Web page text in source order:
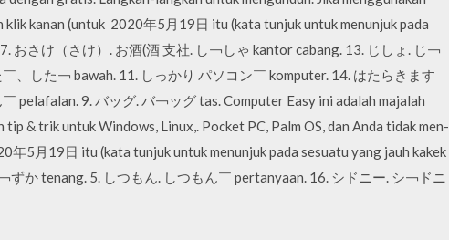
kanan (untuk 2020年5月19日 itu (kata tunjuk untuk menunjuk pada
おさけ（さけ）. お酒(酒 支社. し￢しゃ kantor cabang. 13. じしょ. じ￢
、した￢ bawah. 11. しっかり パソコン￣ komputer. 14. はたらきます
pelafalan. 9. バッグ. バ￢ッグ tas. Computer Easy ini adalah majalah
& trik untuk Windows, Linux,. Pocket PC, Palm OS, dan Anda tidak men-
年5月19日 itu (kata tunjuk untuk menunjuk pada sesuatu yang jauh kakek
ずか tenang. 5. しつもん. しつもん￣ pertanyaan. 16. シドニー. シ￢ドニ